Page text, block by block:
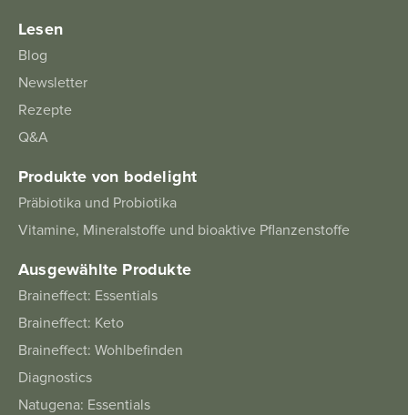
Lesen
Blog
Newsletter
Rezepte
Q&A
Produkte von bodelight
Präbiotika und Probiotika
Vitamine, Mineralstoffe und bioaktive Pflanzenstoffe
Ausgewählte Produkte
Braineffect: Essentials
Braineffect: Keto
Braineffect: Wohlbefinden
Diagnostics
Natugena: Essentials